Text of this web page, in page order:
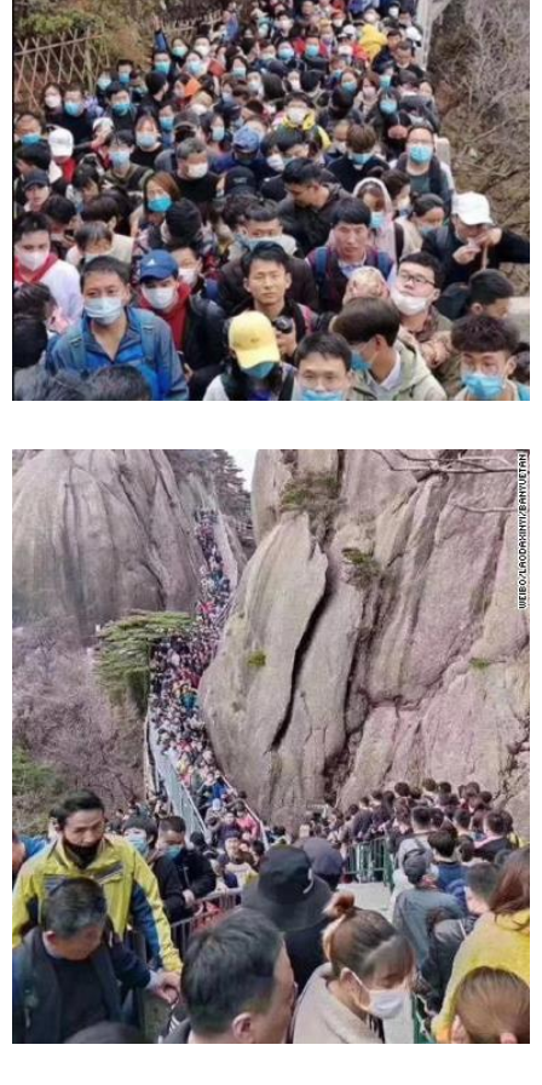
კაცი, რომელმაც მდინარეში დედა-შვილი
გადაარჩინა და თვითონ დინებამ გაიტაცა, ცოცხალი
იპოვეს
"მოსალოდნელია წვიმა, ელჭექი, სეტყვა, ქარის
გაძლიერება" - როდიდან გაუარესდება ამინდი
საქართელოში?
23:04 / 09-08-2026
ცნობილია, თუ სად შეძლებენ მშობლები სასურველი
ზომისა და მოდელის სასკოლო ფორმების შეძენას